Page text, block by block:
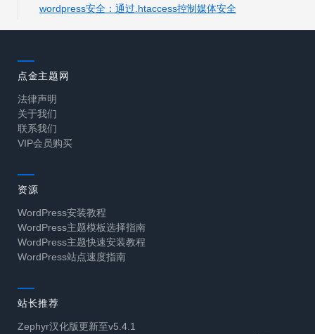
wordpress安全：通过.htaccess控制媒体安全
点金主题网
法律声明
关于我们
联系我们
VIP会员购买
资源
WordPress安装教程
WordPress主题模板选择指南
WordPress主题快速安装教程
WordPress站点速度指南
站长推荐
Zephyr汉化版更新至v5.4.1